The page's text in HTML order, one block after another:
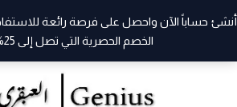
أنشئ حساباً الآن واحصل على فرصة رائعة
الخصم الحصرية التي تصل إلى 25%